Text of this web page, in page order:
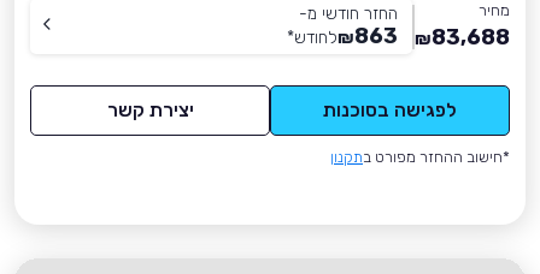
מחיר
83,688
₪
החזר חודשי מ-
863
₪לחודש*
לפגישה בסוכנות יצירת קשר
*חישוב ההחזר מפורט בתקנון